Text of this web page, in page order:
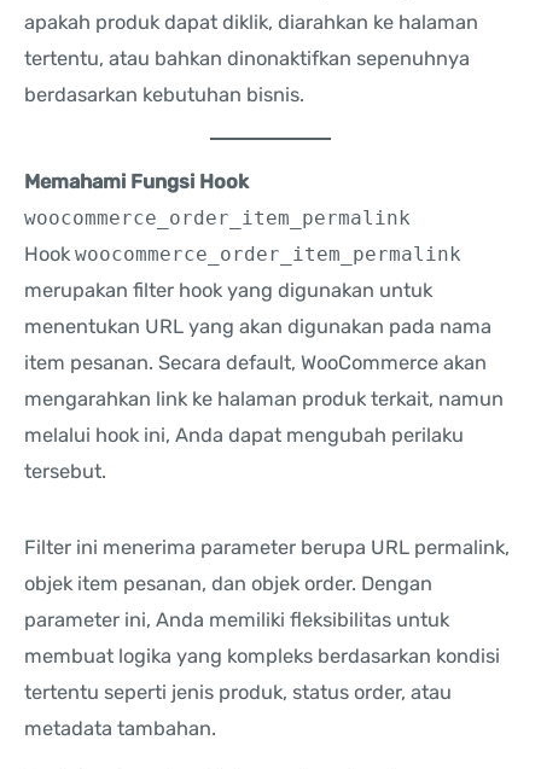
apakah produk dapat diklik, diarahkan ke halaman
tertentu, atau bahkan dinonaktifkan sepenuhnya
berdasarkan kebutuhan bisnis.
Memahami Fungsi Hook
woocommerce_order_item_permalink
Hook woocommerce_order_item_permalink
merupakan filter hook yang digunakan untuk
menentukan URL yang akan digunakan pada nama
item pesanan. Secara default, WooCommerce akan
mengarahkan link ke halaman produk terkait, namun
melalui hook ini, Anda dapat mengubah perilaku
tersebut.
Filter ini menerima parameter berupa URL permalink,
objek item pesanan, dan objek order. Dengan
parameter ini, Anda memiliki fleksibilitas untuk
membuat logika yang kompleks berdasarkan kondisi
tertentu seperti jenis produk, status order, atau
metadata tambahan.